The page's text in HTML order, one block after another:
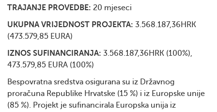
TRAJANJE PROVEDBE: 20 mjeseci
UKUPNA VRIJEDNOST PROJEKTA: 3.568.187,36HRK
(473.579,85 EURA)
IZNOS SUFINANCIRANJA: 3.568.187,36HRK (100%),
473.579,85 EURA (100%)
Bespovratna sredstva osigurana su iz Državnog
proračuna Republike Hrvatske (15 %) i iz Europske unije
(85 %). Projekt je sufinancirala Europska unija iz